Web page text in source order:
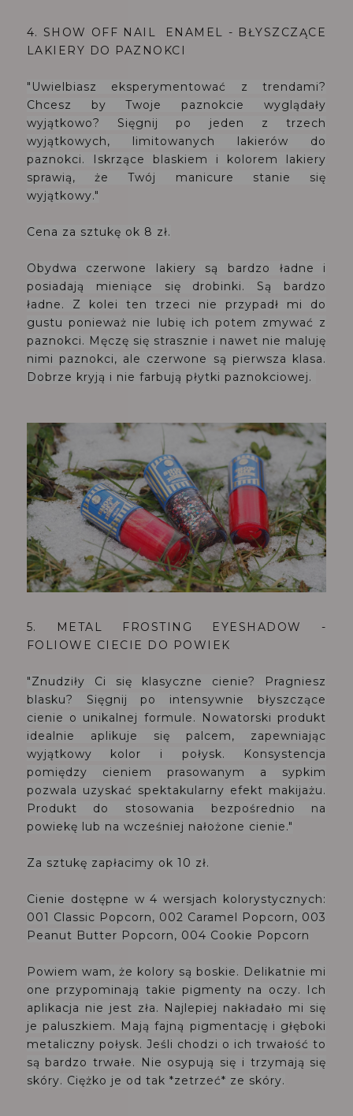
4. SHOW OFF NAIL ENAMEL - BŁYSZCZĄCE
LAKIERY DO PAZNOKCI
"Uwielbiasz eksperymentować z trendami?
Chcesz by Twoje paznokcie wyglądały
wyjątkowo? Sięgnij po jeden z trzech
wyjątkowych, limitowanych lakierów do
paznokci. Iskrzące blaskiem i kolorem lakiery
sprawią, że Twój manicure stanie się
wyjątkowy."
Cena za sztukę ok 8 zł.
Obydwa czerwone lakiery są bardzo ładne i
posiadają mieniące się drobinki. Są bardzo
ładne. Z kolei ten trzeci nie przypadł mi do
gustu ponieważ nie lubię ich potem zmywać z
paznokci. Męczę się strasznie i nawet nie maluję
nimi paznokci, ale czerwone są pierwsza klasa.
Dobrze kryją i nie farbują płytki paznokciowej.
5. METAL FROSTING EYESHADOW -
FOLIOWE CIECIE DO POWIEK
"Znudziły Ci się klasyczne cienie? Pragniesz
blasku? Sięgnij po intensywnie błyszczące
cienie o unikalnej formule. Nowatorski produkt
idealnie aplikuje się palcem, zapewniając
wyjątkowy kolor i połysk. Konsystencja
pomiędzy cieniem prasowanym a sypkim
pozwala uzyskać spektakularny efekt makijażu.
Produkt do stosowania bezpośrednio na
powiekę lub na wcześniej nałożone cienie."
Za sztukę zapłacimy ok 10 zł.
Cienie dostępne w 4 wersjach kolorystycznych:
001 Classic Popcorn, 002 Caramel Popcorn, 003
Peanut Butter Popcorn, 004 Cookie Popcorn
Powiem wam, że kolory są boskie. Delikatnie mi
one przypominają takie pigmenty na oczy. Ich
aplikacja nie jest zła. Najlepiej nakładało mi się
je paluszkiem. Mają fajną pigmentację i głęboki
metaliczny połysk. Jeśli chodzi o ich trwałość to
są bardzo trwałe. Nie osypują się i trzymają się
skóry. Ciężko je od tak *zetrzeć* ze skóry.